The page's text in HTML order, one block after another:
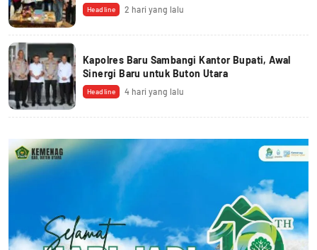
Headline 2 hari yang lalu
Kapolres Baru Sambangi Kantor Bupati, Awal
Sinergi Baru untuk Buton Utara
Headline 4 hari yang lalu